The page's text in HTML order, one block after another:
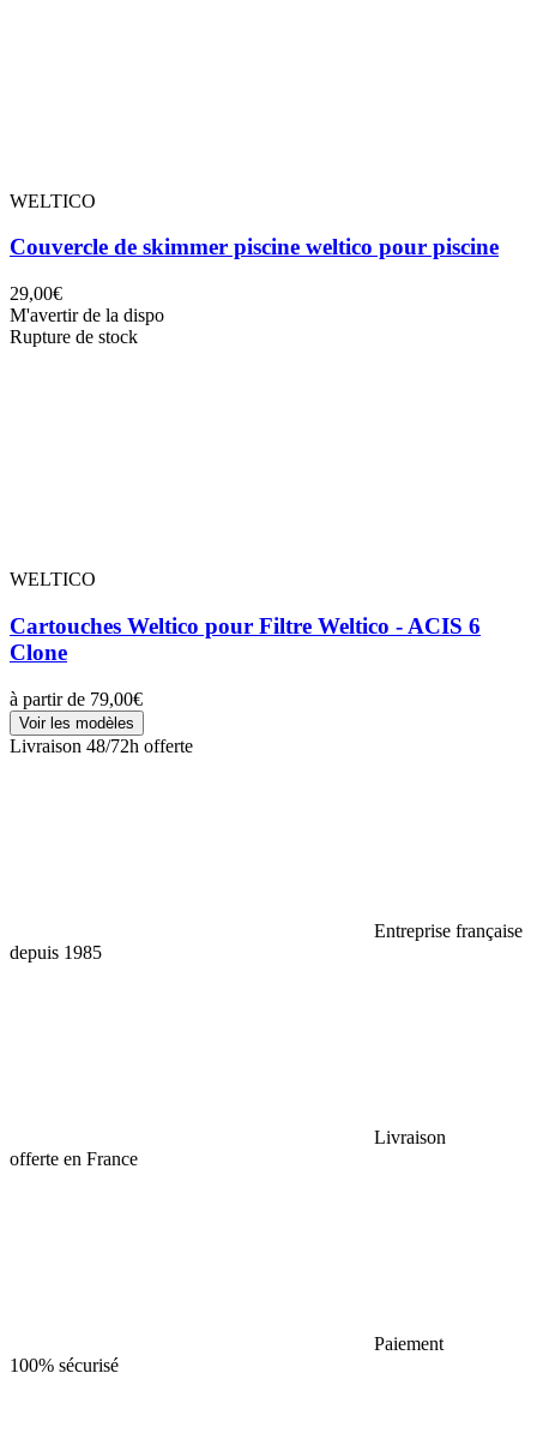
WELTICO
Couvercle de skimmer piscine weltico pour piscine
29,00€
M'avertir de la dispo
Rupture de stock
WELTICO
Cartouches Weltico pour Filtre Weltico - ACIS 6
Clone
à partir de 79,00€
Voir les modèles
Livraison 48/72h offerte
Entreprise française
depuis 1985
Livraison
offerte en France
Paiement
100% sécurisé